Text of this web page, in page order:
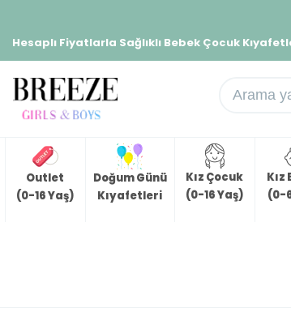
Hesaplı Fiyatlarla Sağlıklı Bebek Çocuk
Outlet
(0-16 Yaş)
Doğum Günü
Kıyafetleri
Kız Çocuk
(0-16 Yaş)
Kız
(0-